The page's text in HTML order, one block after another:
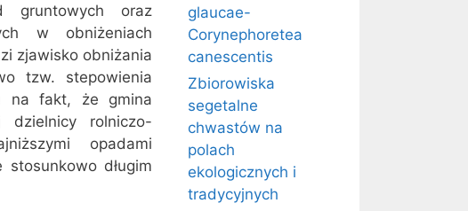
gruntowych oraz
w obniżeniach
zjawisko obniżania
tzw. stepowienia
na fakt, że gmina
dzielnicy rolniczo-
opadami
długim
glaucae-
Corynephoretea
canescentis
Zbiorowiska
segetalne
chwastów na
polach
ekologicznych i
tradycyjnych